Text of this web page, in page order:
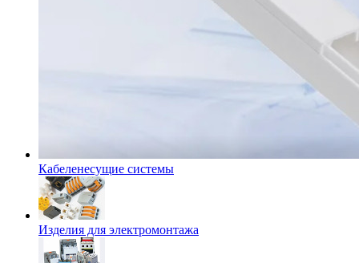
Кабеленесущие системы
Изделия для электромонтажа